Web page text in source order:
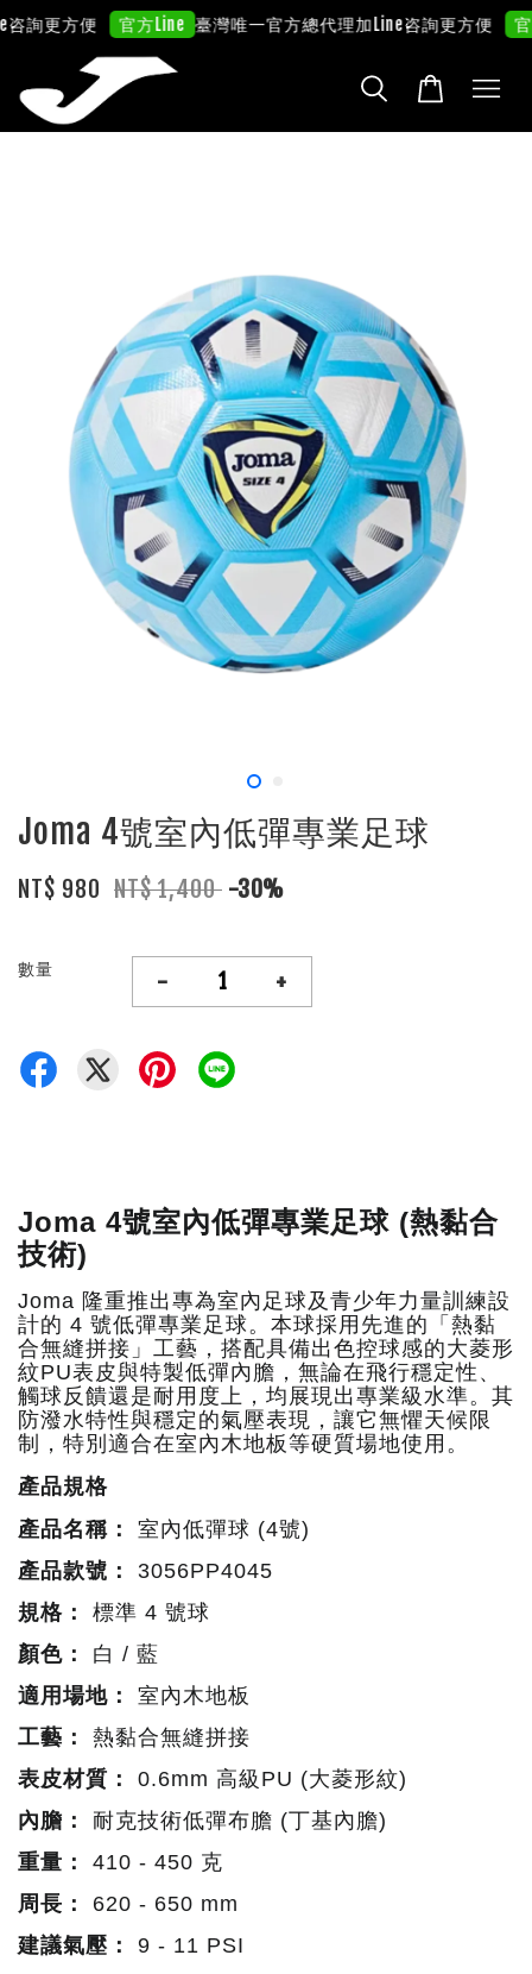
詢更方便 官方Line 臺灣唯一官方總代理加Line咨詢更方便 官
Joma 4號室內低彈專業足球
NT$ 980 NT$ 1,400 -30%
數量 - +
Joma 4號室內低彈專業足球 (熱黏合
技術)
Joma 隆重推出專為室內足球及青少年力量訓練設
計的 4 號低彈專業足球。本球採用先進的「熱黏
合無縫拼接」工藝，搭配具備出色控球感的大菱形
紋PU表皮與特製低彈內膽，無論在飛行穩定性、
觸球反饋還是耐用度上，均展現出專業級水準。其
防潑水特性與穩定的氣壓表現，讓它無懼天候限
制，特別適合在室內木地板等硬質場地使用。
產品規格
產品名稱：
室內低彈球 (4號)
產品款號：
3056PP4045
規格：
標準 4 號球
顏色：
白 / 藍
適用場地：
室內木地板
工藝：
熱黏合無縫拼接
表皮材質：
0.6mm 高級PU (大菱形紋)
內膽：
耐克技術低彈布膽 (丁基內膽)
重量：
410 - 450 克
周長：
620 - 650 mm
建議氣壓：
9 - 11 PSI